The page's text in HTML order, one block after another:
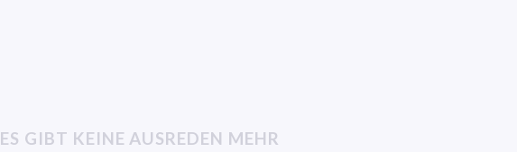
ES GIBT KEINE AUSREDEN MEHR